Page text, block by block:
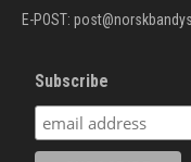
E-POST:
Subscribe